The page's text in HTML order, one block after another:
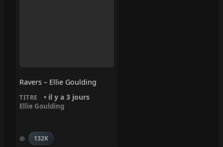
Ravers – Ellie Goulding
TITRE • il y a 3 jours
Ellie Goulding
132K